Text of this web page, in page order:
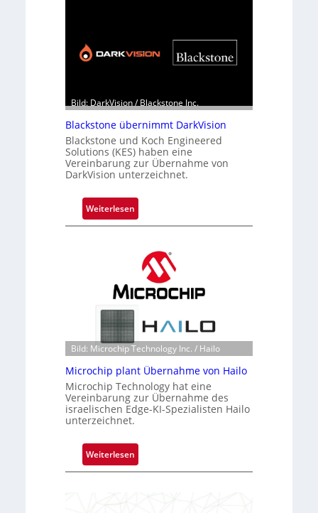
Bild: DarkVision / Blackstone Inc.
Blackstone übernimmt DarkVision
Blackstone und Koch Engineered
Solutions (KES) haben eine
Vereinbarung zur Übernahme von
DarkVision unterzeichnet.
Weiterlesen:
B
s
t
n
e
ü
b
e
r
i
m
m
Bild: Microchip Technology Inc. / Hailo
Microchip plant Übernahme von Hailo
Microchip Technology hat eine
Vereinbarung zur Übernahme des
israelischen Edge-KI-Spezialisten Hailo
unterzeichnet.
Weiterlesen:
M